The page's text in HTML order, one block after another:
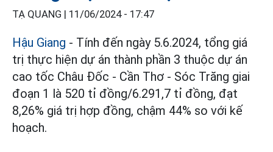
TẠ QUANG | 11/06/2024 - 17:47
Hậu Giang - Tính đến ngày 5.6.2024, tổng giá
trị thực hiện dự án thành phần 3 thuộc dự án
cao tốc Châu Đốc - Cần Thơ - Sóc Trăng giai
đoạn 1 là 520 tỉ đồng/6.291,7 tỉ đồng, đạt
8,26% giá trị hợp đồng, chậm 44% so với kế
hoạch.